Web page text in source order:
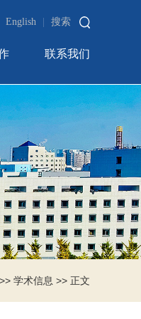
English 搜索
联系我们
>> 学术信息 >> 正文